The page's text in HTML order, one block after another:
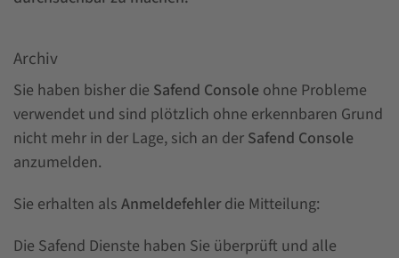
Archiv
Sie haben bisher die Safend Console ohne Probleme
verwendet und sind plötzlich ohne erkennbaren Grund
nicht mehr in der Lage, sich an der Safend Console
anzumelden.
Sie erhalten als Anmeldefehlerdie Mitteilung:
Die Safend Dienste haben Sie überprüft und alle